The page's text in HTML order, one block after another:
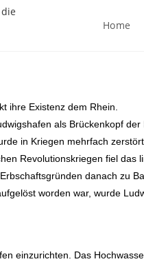
Home
ihre Existenz dem Rhein.
als Brückenkopf
in Kriegen mehrfach zerstört.
Revolutionskriegen fiel das
danach zu
worden war, wurde
einzurichten. Das